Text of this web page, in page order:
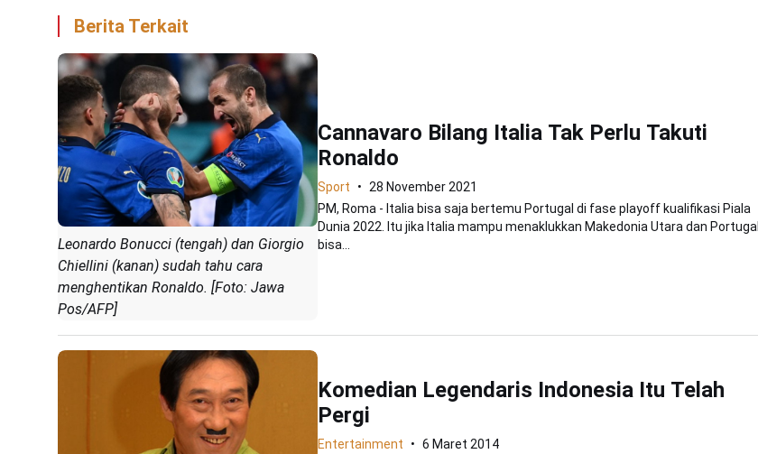
Berita Terkait
Leonardo Bonucci (tengah) dan Giorgio
Chiellini (kanan) sudah tahu cara
menghentikan Ronaldo. [Foto: Jawa
Pos/AFP]
Cannavaro Bilang Italia Tak Perlu Takuti
Ronaldo
Sport
28 November 2021
PM, Roma - Italia bisa saja bertemu Portugal di fase playoff kualifikasi Piala
Dunia 2022. Itu jika Italia mampu menaklukkan Makedonia Utara dan Portugal
bisa...
Komedian Legendaris Indonesia Itu Telah
Pergi
Entertainment
6 Maret 2014